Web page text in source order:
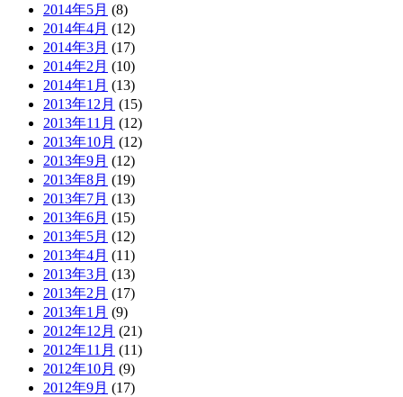
2014年5月 (8)
2014年4月 (12)
2014年3月 (17)
2014年2月 (10)
2014年1月 (13)
2013年12月 (15)
2013年11月 (12)
2013年10月 (12)
2013年9月 (12)
2013年8月 (19)
2013年7月 (13)
2013年6月 (15)
2013年5月 (12)
2013年4月 (11)
2013年3月 (13)
2013年2月 (17)
2013年1月 (9)
2012年12月 (21)
2012年11月 (11)
2012年10月 (9)
2012年9月 (17)